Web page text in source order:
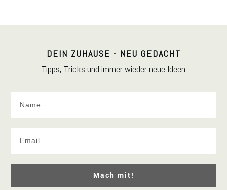
DEIN ZUHAUSE - NEU GEDACHT
Tipps, Tricks und immer wieder neue Ideen
Mach mit!